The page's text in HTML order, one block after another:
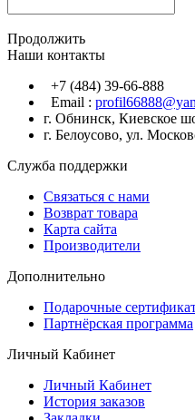
Продолжить
Наши контакты
+7 (484) 39-66-888
Email :
г. Обнинск, Киевское
г. Белоусово, ул.
Служба поддержки
Связаться с нами
Возврат товара
Карта сайта
Производители
Дополнительно
Подарочные
Партнёрская программа
Личный Кабинет
Личный Кабинет
История заказов